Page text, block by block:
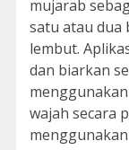
mujarab
satu atau dua
lembut.
dan biarkan
wajah secara